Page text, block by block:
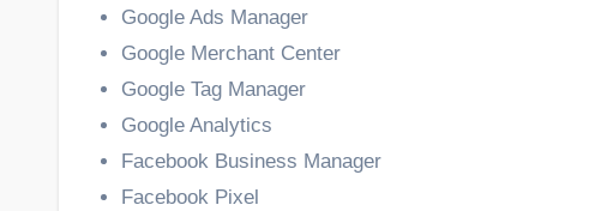
Google Ads Manager
Google Merchant Center
Google Tag Manager
Google Analytics
Facebook Business Manager
Facebook Pixel